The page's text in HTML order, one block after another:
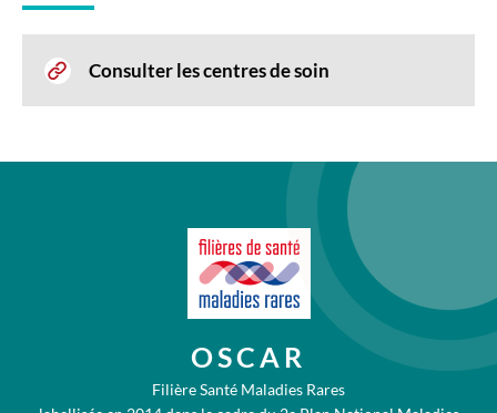
Consulter les centres de soin
OSCAR
Filière Santé Maladies Rares